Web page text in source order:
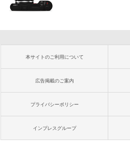
本サイトのご利用について
広告掲載のご案内
プライバシーポリシー
インプレスグループ